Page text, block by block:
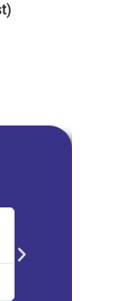
Trustpilot